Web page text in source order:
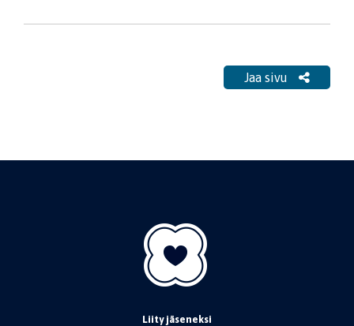
Jaa sivu
Liity jäseneksi